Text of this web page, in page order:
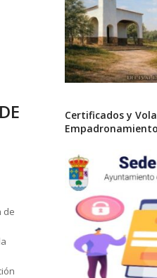
de
Certificados y
Empadronamiento